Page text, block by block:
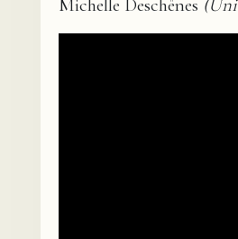
Michelle Deschênes